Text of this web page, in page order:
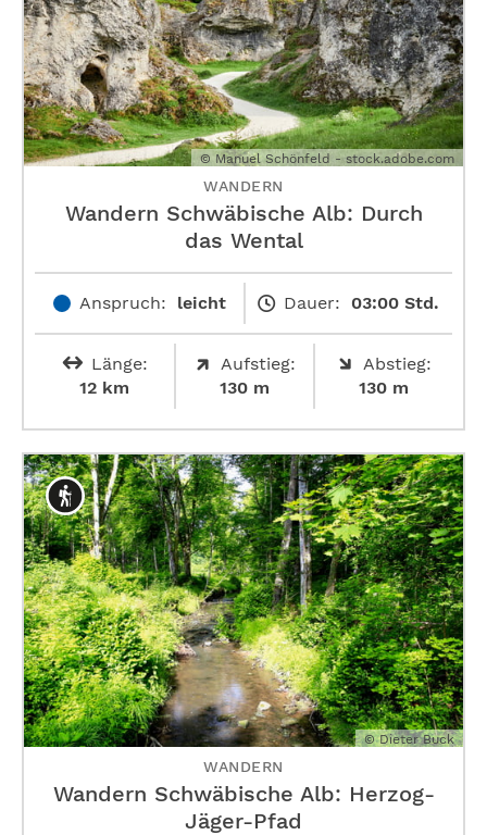
© Manuel Schönfeld - stock.adobe.com
WANDERN
Wandern Schwäbische Alb: Durch
das Wental
Anspruch: leicht Dauer: 03:00 Std.
Länge:
12 km
Aufstieg:
130 m
Abstieg:
130 m
© Dieter Buck
WANDERN
Wandern Schwäbische Alb: ­Herzog-
Jäger-Pfad